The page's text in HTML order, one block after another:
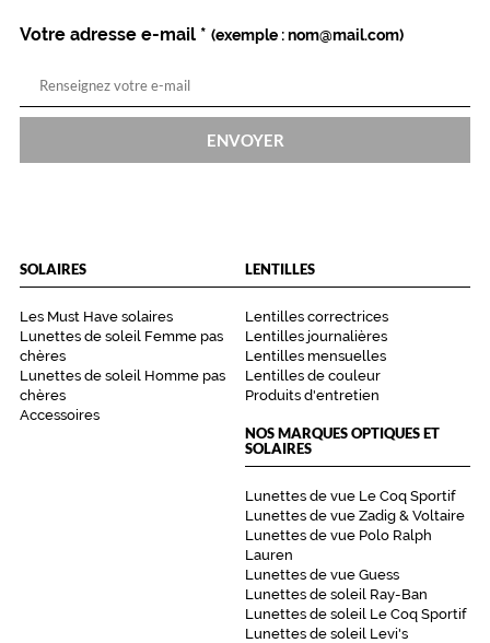
Votre adresse e-mail * (exemple : nom@mail.com)
ENVOYER
SOLAIRES
Les Must Have solaires
Lunettes de soleil Femme pas
chères
Lunettes de soleil Homme pas
chères
Accessoires
LENTILLES
Lentilles correctrices
Lentilles journalières
Lentilles mensuelles
Lentilles de couleur
Produits d'entretien
NOS MARQUES OPTIQUES ET
SOLAIRES
Lunettes de vue Le Coq Sportif
Lunettes de vue Zadig & Voltaire
Lunettes de vue Polo Ralph
Lauren
Lunettes de vue Guess
Lunettes de soleil Ray-Ban
Lunettes de soleil Le Coq Sportif
Lunettes de soleil Levi's